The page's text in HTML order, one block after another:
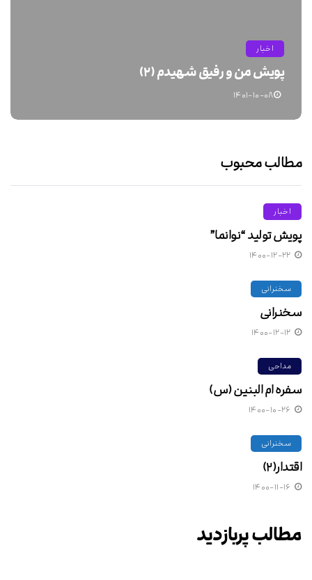
اخبار
پویش من و رفیق شهیدم (۲)
۱۴۰۱-۱۰-۰۸
مطالب محبوب
اخبار
پویش تولید “نوانما”
۱۴۰۰-۱۲-۲۲
سخنرانی
سخنرانی
۱۴۰۰-۱۲-۱۲
مداحی
سفره ام البنین (س)
۱۴۰۰-۱۰-۲۶
سخنرانی
اقتدار(۲)
۱۴۰۰-۱۱-۱۶
مطالب پربازدید